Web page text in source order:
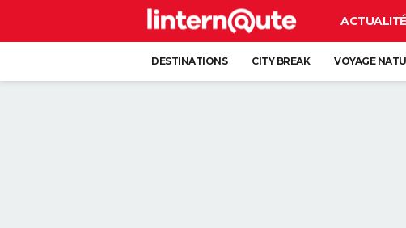
DESTINATIONS CITY BREAK VOYAGE